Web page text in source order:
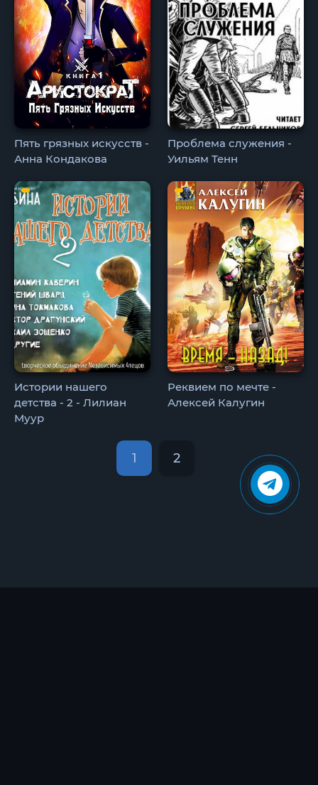
Пять грязных искусств -
Анна Кондакова
Проблема служения -
Уильям Тенн
Истории нашего
детства - 2 - Лилиан
Муур
Реквием по мечте -
Алексей Калугин
1 2